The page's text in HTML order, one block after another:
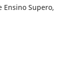
Ensino Supero,